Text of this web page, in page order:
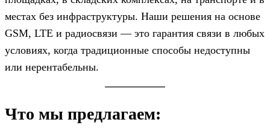
местах без инфраструктуры. Наши решения на основе
GSM, LTE и радиосвязи — это гарантия связи в любых
условиях, когда традиционные способы недоступны
или нерентабельны.
Что мы предлагаем: